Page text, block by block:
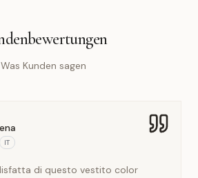
Was Kunden sagen
IT
di questo vestito color